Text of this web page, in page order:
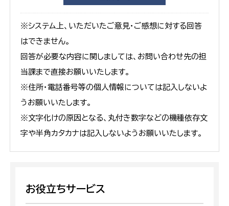
※システム上、いただいたご意見・ご感想に対する回答
はできません。
回答が必要な内容に関しましては、お問い合わせ先の担
当課まで直接お願いいたします。
※住所・電話番号等の個人情報については記入しないよ
うお願いいたします。
※文字化けの原因となる、丸付き数字などの機種依存文
字や半角カタカナは記入しないようお願いいたします。
お役立ちサービス